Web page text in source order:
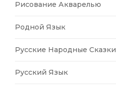
Рисование Акварелью
Родной Язык
Русские Народные Сказки
Русский Язык